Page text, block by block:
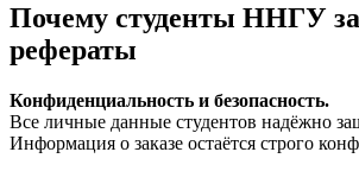
Почему студенты ННГУ
рефераты
Конфиденциальность и безопасность.
Все личные данные студентов надёжно
Информация о заказе остаётся строго